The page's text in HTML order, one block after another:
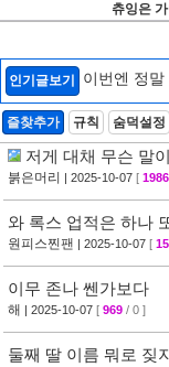
츄잉은
인기글보기 이번엔 정
즐찾추가 규칙 숨덕설정
저게 대채 무슨 말
붉은머리
| 2025-10-07 [ 1986
와 록스 업적은 하나
원피스찐팬 | 2025-10-07 [
이무 존나 쎈가보다
해 | 2025-10-07 [ 969 / 0 ]
둘째 딸 이름 뭐로 짖